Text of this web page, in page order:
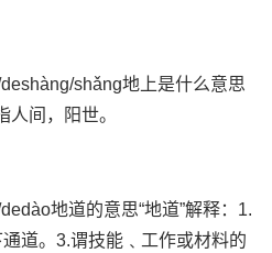
shǎng地上是什么意思
人间，阳世。
地道的意思“地道”解释：1.
道。3.谓技能﹑工作或材料的